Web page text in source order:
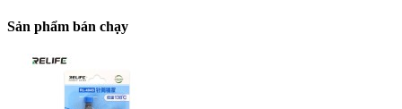
Sản phẩm bán chạy